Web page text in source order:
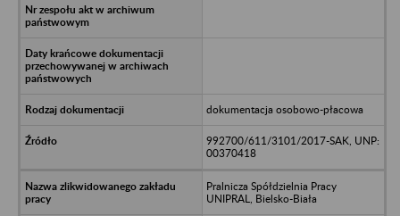
dokumentacja osobowo-płacowa
992700/611/3101/2017-SAK, UNP:
00370418
Pralnicza Spółdzielnia Pracy
UNIPRAL, Bielsko-Biała